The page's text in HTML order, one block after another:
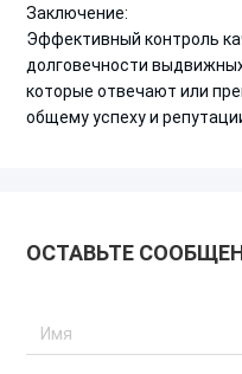
Заключение:
Эффективный контроль
долговечности
которые отвечают или
общему успеху и
ОСТАВЬТЕ